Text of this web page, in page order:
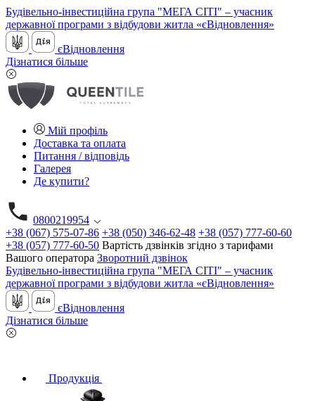
Будівельно-інвестиційна група "МЕГА СІТІ" – учасник
державної програми з відбудови житла «єВідновлення»
єВідновлення
Дізнатися більше
Мій профіль
Доставка та оплата
Питання / відповідь
Галерея
Де купити?
0800219954
+38 (067) 575-07-86 +38 (050) 346-62-48 +38 (057) 777-60-60
+38 (057) 777-60-50 Вартість дзвінків згідно з тарифами
Вашого оператора Зворотний дзвінок
Будівельно-інвестиційна група "МЕГА СІТІ" – учасник
державної програми з відбудови житла «єВідновлення»
єВідновлення
Дізнатися більше
Продукція